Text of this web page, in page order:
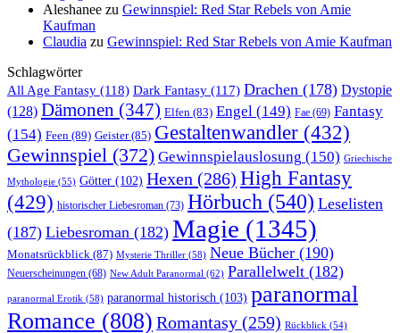
Aleshanee zu Gewinnspiel: Red Star Rebels von Amie
Kaufman
Claudia zu Gewinnspiel: Red Star Rebels von Amie Kaufman
Schlagwörter
All Age Fantasy (118) Dark Fantasy (117) Drachen (178) Dystopie
(128) Dämonen (347) Elfen (83) Engel (149) Fae (69) Fantasy
(154) Feen (89) Geister(85) Gestaltenwandler (432)
Gewinnspiel (372) Gewinnspielauslosung (150) Griechische
Mythologie (55) Götter (102) Hexen (286) High Fantasy
(429) historischer Liebesroman (73) Hörbuch (540) Leselisten
(187) Liebesroman (182) Magie (1345)
Monatsrückblick (87) Mysterie Thriller (58) Neue Bücher (190)
Neuerscheinungen (68) New Adult Paranormal (62) Parallelwelt (182)
paranormal Erotik (58) paranormal historisch (103) paranormal
Romance (808) Romantasy (259) Rückblick (54)